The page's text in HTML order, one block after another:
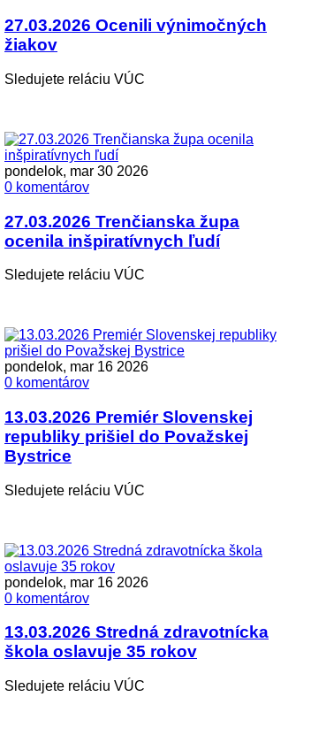
27.03.2026 Ocenili výnimočných
žiakov
Sledujete reláciu VÚC
pondelok, mar 30 2026
0 komentárov
27.03.2026 Trenčianska župa
ocenila inšpiratívnych ľudí
Sledujete reláciu VÚC
pondelok, mar 16 2026
0 komentárov
13.03.2026 Premiér Slovenskej
republiky prišiel do Považskej
Bystrice
Sledujete reláciu VÚC
pondelok, mar 16 2026
0 komentárov
13.03.2026 Stredná zdravotnícka
škola oslavuje 35 rokov
Sledujete reláciu VÚC